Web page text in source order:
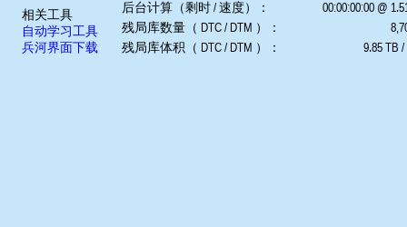
相关工具
自动学习工具
兵河界面下载
后台计算（剩时 / 速度）：
00:00:00:00 @
残局库数量（ DTC / DTM ）：
残局库体积（ DTC / DTM ）：
9.85 TB